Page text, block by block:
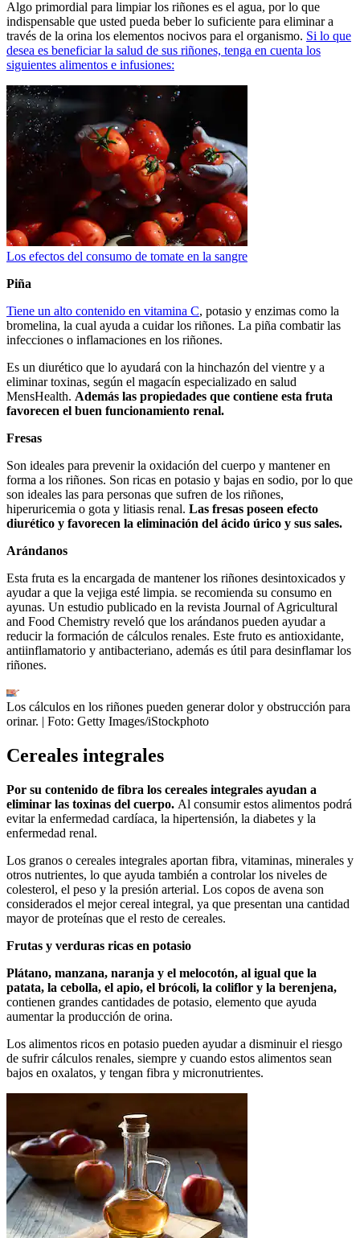
Algo primordial para limpiar los riñones es el agua, por lo que
indispensable que usted pueda beber lo suficiente para eliminar a
través de la orina los elementos nocivos para el organismo. Si lo que
desea es beneficiar la salud de sus riñones, tenga en cuenta los
siguientes alimentos e infusiones:
Los efectos del consumo de tomate en la sangre
Piña
Tiene un alto contenido en vitamina C, potasio y enzimas como la
bromelina, la cual ayuda a cuidar los riñones. La piña combatir las
infecciones o inflamaciones en los riñones.
Es un diurético que lo ayudará con la hinchazón del vientre y a
eliminar toxinas, según el magacín especializado en salud
MensHealth. Además las propiedades que contiene esta fruta
favorecen el buen funcionamiento renal.
Fresas
Son ideales para prevenir la oxidación del cuerpo y mantener en
forma a los riñones. Son ricas en potasio y bajas en sodio, por lo que
son ideales las para personas que sufren de los riñones,
hiperuricemia o gota y litiasis renal. Las fresas poseen efecto
diurético y favorecen la eliminación del ácido úrico y sus sales.
Arándanos
Esta fruta es la encargada de mantener los riñones desintoxicados y
ayudar a que la vejiga esté limpia. se recomienda su consumo en
ayunas. Un estudio publicado en la revista Journal of Agricultural
and Food Chemistry reveló que los arándanos pueden ayudar a
reducir la formación de cálculos renales. Este fruto es antioxidante,
antiinflamatorio y antibacteriano, además es útil para desinflamar los
riñones.
Los cálculos en los riñones pueden generar dolor y obstrucción para
orinar. | Foto: Getty Images/iStockphoto
Cereales integrales
Por su contenido de fibra los cereales integrales ayudan a
eliminar las toxinas del cuerpo. Al consumir estos alimentos podrá
evitar la enfermedad cardíaca, la hipertensión, la diabetes y la
enfermedad renal.
Los granos o cereales integrales aportan fibra, vitaminas, minerales y
otros nutrientes, lo que ayuda también a controlar los niveles de
colesterol, el peso y la presión arterial. Los copos de avena son
considerados el mejor cereal integral, ya que presentan una cantidad
mayor de proteínas que el resto de cereales.
Frutas y verduras ricas en potasio
Plátano, manzana, naranja y el melocotón, al igual que la
patata, la cebolla, el apio, el brócoli, la coliflor y la berenjena,
contienen grandes cantidades de potasio, elemento que ayuda
aumentar la producción de orina.
Los alimentos ricos en potasio pueden ayudar a disminuir el riesgo
de sufrir cálculos renales, siempre y cuando estos alimentos sean
bajos en oxalatos, y tengan fibra y micronutrientes.